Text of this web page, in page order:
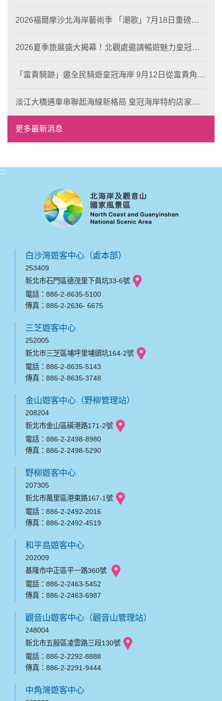
2026福爾摩沙北海岸藝術季 「潮歌」7月18日重磅登
2026夏季旅展盛大揭幕！北觀處邀請暢遊魅力皇冠海
「富貴騎跡」邀全民騎遊皇冠海岸 9月12日從富貴角出
淡江大橋通車串聯起海線新格局 皇冠海岸特約店家、
風格形塑即日起開放報名
更多最新消息
:::
白沙灣遊客中心（處本部）
253409
新北市石門區德茂里下員坑33-6號
電話：886-2-8635-5100
傳真：886-2-2636- 6675
三芝遊客中心
252005
新北市三芝區埔坪里埔頭坑164-2號
電話：886-2-8635-5143
傳真：886-2-8635-3748
金山遊客中心（野柳管理站）
208204
新北市金山區磺港路171-2號
電話：886-2-2498-8980
傳真：886-2-2498-5290
野柳遊客中心
207305
新北市萬里區港東路167-1號
電話：886-2-2492-2016
傳真：886-2-2492-4519
和平島遊客中心
202009
基隆市中正區平一路360號
電話：886-2-2463-5452
傳真：886-2-2463-6987
觀音山遊客中心（觀音山管理站）
248004
新北市五股區凌雲路三段130號
電話：886-2-2292-8888
傳真：886-2-2291-9444
中角灣遊客中心